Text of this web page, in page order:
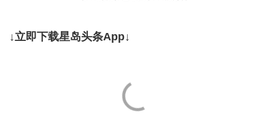
↓立即下载星岛头条App↓